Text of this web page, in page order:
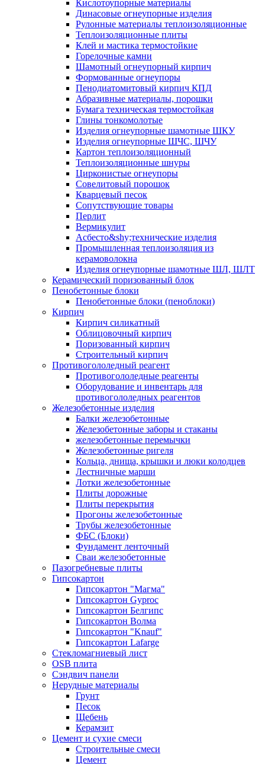
Кислотоупорные материалы
Динасовые огнеупорные изделия
Рулонные материалы теплоизоляционные
Тепло­изоляционные плиты
Клей и мастика термостойкие
Горелочные камни
Шамотный огнеупорный кирпич
Формованные огнеупоры
Пенодиатомитовый кирпич КПД
Абразивные материалы, порошки
Бумага техническая термостойкая
Глины тонкомолотые
Изделия огнеупорные шамотные ШКУ
Изделия огнеупорные ШЧС, ШЧУ
Картон теплоизоляционный
Теплоизоляционные шнуры
Цирконистые огнеупоры
Совелитовый порошок
Кварцевый песок
Сопутствующие товары
Перлит
Вермикулит
Асбесто&shy;технические изделия
Промышленная теплоизоляция из
керамоволокна
Изделия огнеупорные шамотные ШЛ, ШЛТ
Керамический поризованный блок
Пенобетонные блоки
Пенобетонные блоки (пеноблоки)
Кирпич
Кирпич силикатный
Облицовочный кирпич
Поризованный кирпич
Строительный кирпич
Противогололедный реагент
Противогололедные реагенты
Оборудование и инвентарь для
противогололедных реагентов
Железобетонные изделия
Балки железобетонные
Железобетонные заборы и стаканы
железобетонные перемычки
Железобетонные ригеля
Кольца, днища, крышки и люки колодцев
Лестничные марши
Лотки железобетонные
Плиты дорожные
Плиты перекрытия
Прогоны железобетонные
Трубы железобетонные
ФБС (Блоки)
Фундамент ленточный
Сваи железобетонные
Пазогребневые плиты
Гипсокартон
Гипсокартон "Магма"
Гипсокартон Gyproc
Гипсокартон Белгипс
Гипсокартон Волма
Гипсокартон "Knauf"
Гипсокартон Lafarge
Стекломагниевый лист
OSB плита
Сэндвич панели
Нерудные материалы
Грунт
Песок
Щебень
Керамзит
Цемент и сухие смеси
Строительные смеси
Цемент